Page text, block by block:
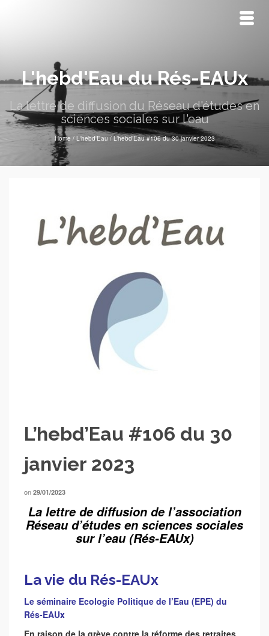
L'hebd'Eau du Rés-EAUx
La lettre de diffusion du Réseau d'études en
sciences sociales sur l'eau
Home / L'hebd'Eau / L’hebd’Eau #106 du 30 janvier 2023
L’hebd’Eau #106 du 30
janvier 2023
on 29/01/2023
La lettre de diffusion de l’association
Réseau d’études en sciences sociales
sur l’eau (Rés-EAUx)
La vie du Rés-EAUx
Le séminaire Ecologie Politique de l’Eau (EPE) du
Rés-EAUx
En raison de la grève contre la réforme des retraites